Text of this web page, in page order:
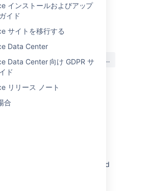
インストールおよびアップ
イド
サイトを移行する
Data Center
Data Center 向け GDPR サ
ド
リリース ノート
合
はい いいえ
ツ
characters don't get rendered